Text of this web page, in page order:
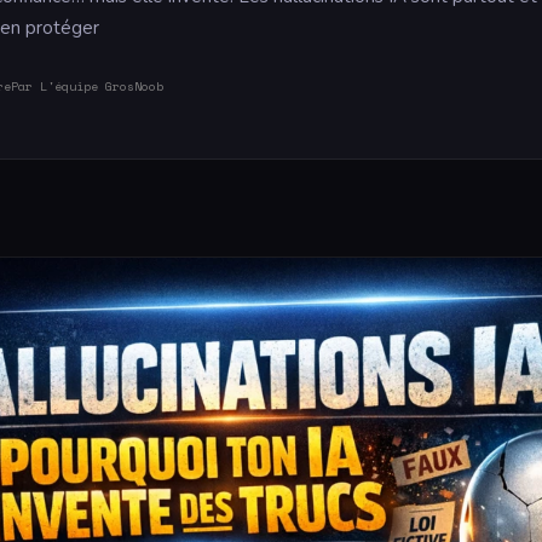
protéger
Par L'équipe GrosNoob